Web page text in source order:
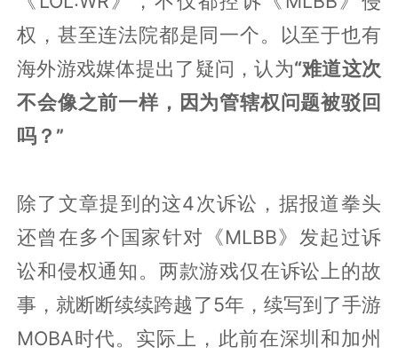
权，甚至连法院都是同一个。以至于也有
海外游戏媒体提出了疑问，认为“难道这次
不会像之前一样，因为管辖权问题被驳回
吗？”
除了文章提到的这4次诉讼，据报道拳头
还曾在多个国家针对《MLBB》发起过诉
讼和侵权通知。两款游戏仅在诉讼上的故
事，就断断续续跨越了5年，续写到了手游
MOBA时代。实际上，此前在深圳和加州